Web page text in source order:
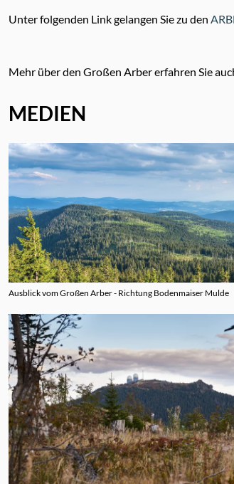
Unter folgenden Link gelangen Sie zu den
Mehr über den Großen Arber erfahren Sie
MEDIEN
Ausblick vom Großen Arber - Richtung Bodenmaiser Mulde